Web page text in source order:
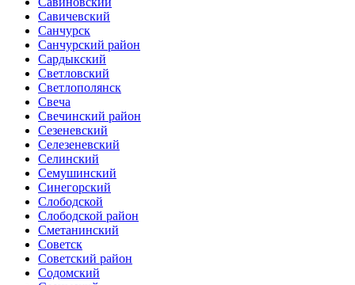
Савичевский
Санчурск
Санчурский район
Сардыкский
Светловский
Светлополянск
Свеча
Свечинский район
Сезеневский
Селезеневский
Селинский
Семушинский
Синегорский
Слободской
Слободской район
Сметанинский
Советск
Советский район
Содомский